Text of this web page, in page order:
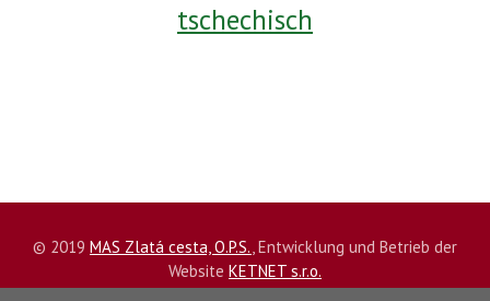
tschechisch
© 2019 MAS Zlatá cesta, O.P.S., Entwicklung und Betrieb der
Website KETNET s.r.o.